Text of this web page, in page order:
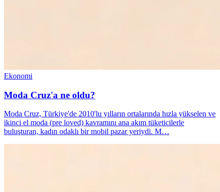
Ekonomi
Moda Cruz'a ne oldu?
Moda Cruz, Türkiye'de 2010'lu yılların ortalarında hızla yükselen ve
ikinci el moda (pre loved) kavramını ana akım tüketicilerle
buluşturan, kadın odaklı bir mobil pazar yeriydi. M…